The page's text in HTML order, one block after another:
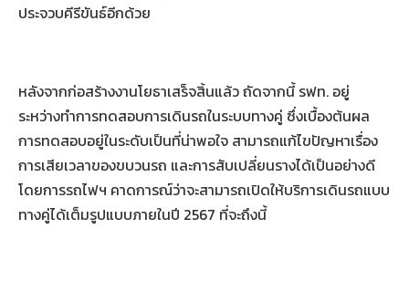
ประจวบคีรีขันธ์อีกด้วย
หลังจากก่อสร้างงานโยธาเสร็จสิ้นแล้ว ถัดจากนี้ รฟท. อยู่
ระหว่างทำการทดสอบการเดินรถในระบบทางคู่ ซึ่งเบื้องต้นผล
การทดสอบอยู่ในระดับเป็นที่น่าพอใจ สามารถแก้ไขปัญหาเรื่อง
การเสียเวลาของขบวนรถ และการสับเปลี่ยนรางได้เป็นอย่างดี
โดยการรถไฟฯ คาดการณ์ว่าจะสามารถเปิดให้บริการเดินรถแบบ
ทางคู่ได้เต็มรูปแบบภายในปี 2567 ที่จะถึงนี้